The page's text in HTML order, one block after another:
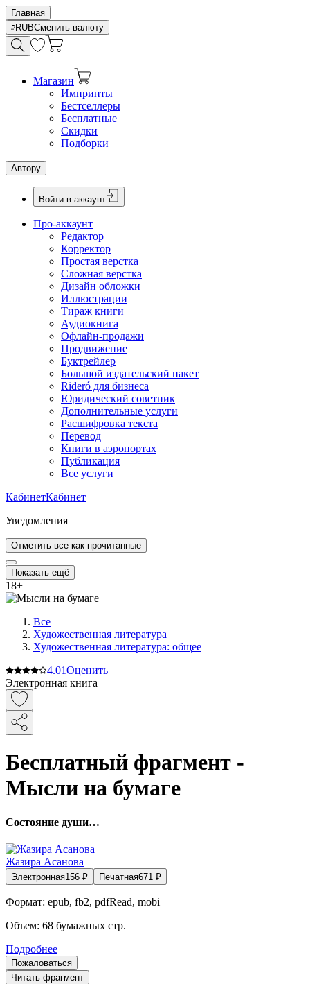
Главная
RUBСменить валюту
Магазин
Импринты
Бестселлеры
Бесплатные
Скидки
Подборки
Автору
Войти в аккаунт
Про-аккаунт
Редактор
Корректор
Простая верстка
Сложная верстка
Дизайн обложки
Иллюстрации
Тираж книги
Аудиокнига
Офлайн-продажи
Продвижение
Буктрейлер
Большой издательский пакет
Rideró для бизнеса
Юридический советник
Дополнительные услуги
Расшифровка текста
Перевод
Книги в аэропортах
Публикация
Все услуги
КабинетКабинет
Уведомления
Отметить все как прочитанные
Показать ещё
18+
Все
Художественная литература
Художественная литература: общее
4.01Оценить
Электронная книга
Бесплатный фрагмент -
Мысли на бумаге
Состояние души…
Жазира Асанова
Электронная156 ₽ Печатная671 ₽
Формат: epub, fb2, pdfRead, mobi
Объем: 68 бумажных стр.
Подробнее
Пожаловаться
Читать фрагмент